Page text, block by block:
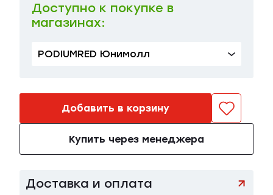
Доступно к покупке в
магазинах:
PODIUMRED Юнимолл
Добавить в корзину
Купить через менеджера
Доставка и оплата